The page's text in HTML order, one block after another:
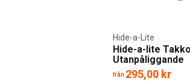
Hide-a-lite
Utanpåliggande
Hide-a-Lite
från 295,00 kr